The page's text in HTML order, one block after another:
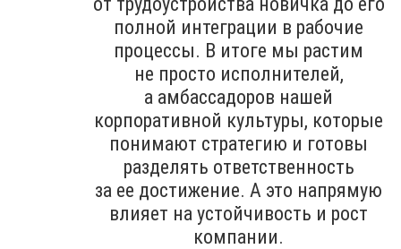
полной интеграции в рабочие
процессы. В итоге мы растим
не просто исполнителей,
а амбассадоров нашей
корпоративной культуры, которые
понимают стратегию и готовы
разделять ответственность
за ее достижение. А это напрямую
влияет на устойчивость и рост
компании.